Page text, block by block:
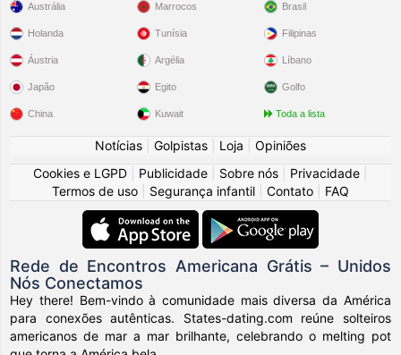
Austrália
Holanda
Áustria
Japão
China
Marrocos
Tunísia
Argélia
Egito
Kuwait
Brasil
Filipinas
Líbano
Golfo
Toda a lista
Notícias Golpistas Loja
Opiniões
Cookies e LGPD
Publicidade Sobre nós Privacidade
Termos de uso
Segurança infantil Contato FAQ
Rede de Encontros Americana Grátis – Unidos
Nós Conectamos
Hey there! Bem-vindo à comunidade mais diversa da América
para conexões autênticas. States-dating.com reúne solteiros
americanos de mar a mar brilhante, celebrando o melting pot